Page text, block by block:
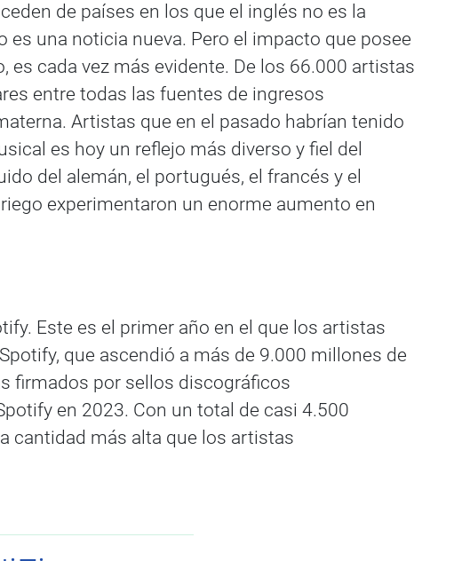
de países en los que el inglés no es la
una noticia nueva. Pero el impacto que posee
cada vez más evidente. De los 66.000 artistas
entre todas las fuentes de ingresos
Artistas que en el pasado habrían tenido
es hoy un reflejo más diverso y fiel del
del alemán, el portugués, el francés y el
experimentaron un enorme aumento en
Este es el primer año en el que los artistas
que ascendió a más de 9.000 millones de
firmados por sellos discográficos
en 2023. Con un total de casi 4.500
cantidad más alta que los artistas